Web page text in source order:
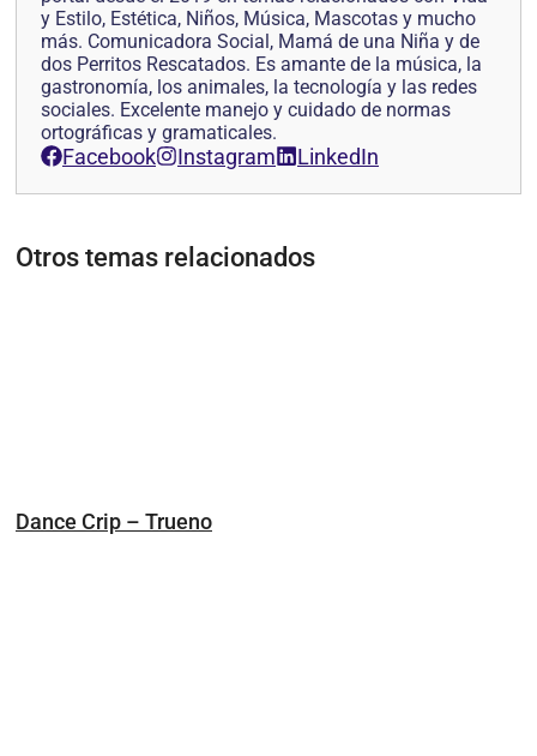
y Estilo, Estética, Niños, Música, Mascotas y mucho
más. Comunicadora Social, Mamá de una Niña y de
dos Perritos Rescatados. Es amante de la música, la
gastronomía, los animales, la tecnología y las redes
sociales. Excelente manejo y cuidado de normas
ortográficas y gramaticales.
Facebook Instagram LinkedIn
Otros temas relacionados
Dance Crip – Trueno